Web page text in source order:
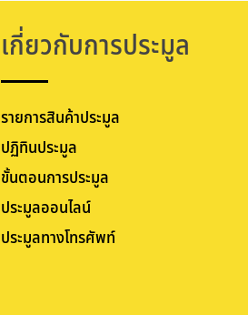
เกี่ยวกับการประมูล
รายการสินค้าประมูล
ปฏิทินประมูล
ขั้นตอนการประมูล
ประมูลออนไลน์
ประมูลทางโทรศัพท์